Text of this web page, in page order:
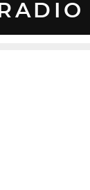
RADIO
cualquier medio